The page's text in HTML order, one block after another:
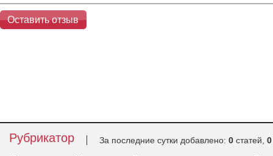
Оставить отзыв
Рубрикатор За последние сутки добавлено: 0 статей, 0